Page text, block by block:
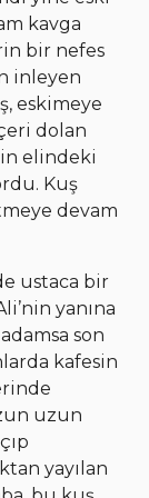
kavga
bir nefes
inleyen
eskimeye
dolan
elindeki
Kuş
devam
ustaca bir
yanına
son
kafesin
uzun
yayılan